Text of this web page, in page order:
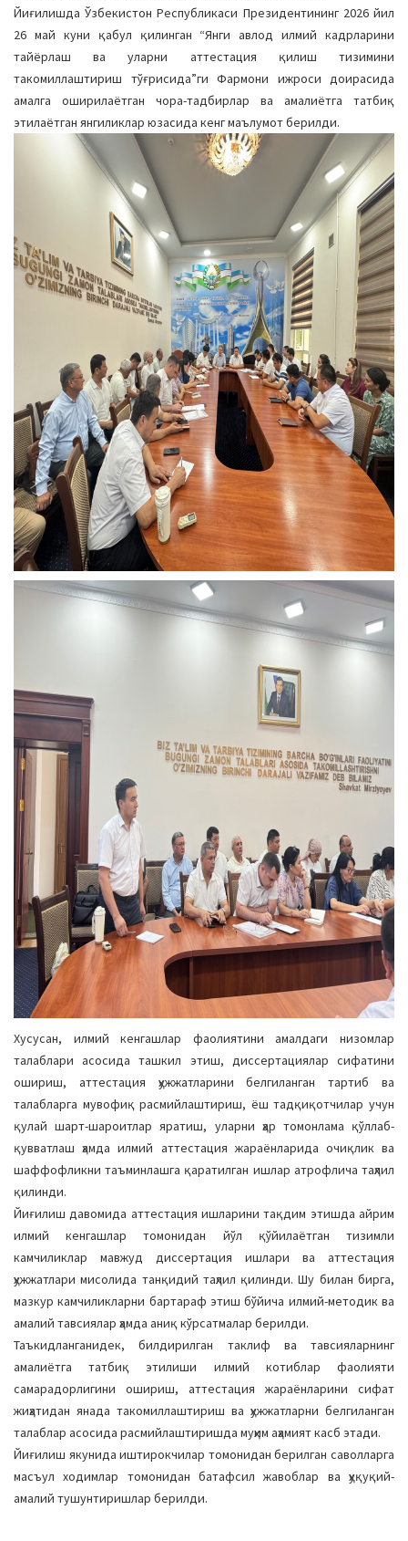
n
Йиғилишда Ўзбекистон Республикаси Президентининг 2026 йил
26 май куни қабул қилинган “Янги авлод илмий кадрларини
тайёрлаш ва уларни аттестация қилиш тизимини
такомиллаштириш тўғрисида”ги Фармони ижроси доирасида
амалга оширилаётган чора-тадбирлар ва амалиётга татбиқ
этилаётган янгиликлар юзасида кенг маълумот берилди.
Хусусан, илмий кенгашлар фаолиятини амалдаги низомлар
талаблари асосида ташкил этиш, диссертациялар сифатини
ошириш, аттестация ҳужжатларини белгиланган тартиб ва
талабларга мувофиқ расмийлаштириш, ёш тадқиқотчилар учун
қулай шарт-шароитлар яратиш, уларни ҳар томонлама қўллаб-
қувватлаш ҳамда илмий аттестация жараёнларида очиқлик ва
шаффофликни таъминлашга қаратилган ишлар атрофлича таҳлил
қилинди.
Йиғилиш давомида аттестация ишларини тақдим этишда айрим
илмий кенгашлар томонидан йўл қўйилаётган тизимли
камчиликлар мавжуд диссертация ишлари ва аттестация
ҳужжатлари мисолида танқидий таҳлил қилинди. Шу билан бирга,
мазкур камчиликларни бартараф этиш бўйича илмий-методик ва
амалий тавсиялар ҳамда аниқ кўрсатмалар берилди.
Таъкидланганидек, билдирилган таклиф ва тавсияларнинг
амалиётга татбиқ этилиши илмий котиблар фаолияти
самарадорлигини ошириш, аттестация жараёнларини сифат
жиҳатидан янада такомиллаштириш ва ҳужжатларни белгиланган
талаблар асосида расмийлаштиришда муҳим аҳамият касб этади.
Йиғилиш якунида иштирокчилар томонидан берилган саволларга
масъул ходимлар томонидан батафсил жавоблар ва ҳуқуқий-
амалий тушунтиришлар берилди.